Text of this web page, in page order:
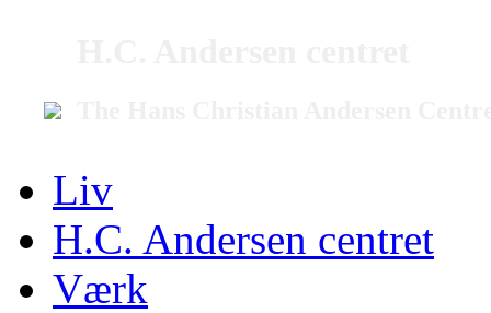
Liv
H.C. Andersen centret
Værk